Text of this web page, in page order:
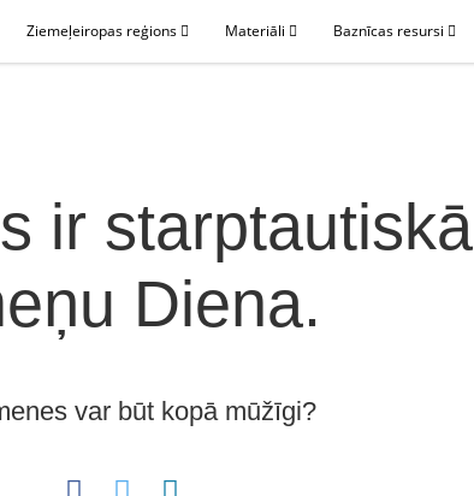
Ziemeļeiropas reģions Materiāli Baznīcas resursi
ir starptautiskā
Diena.
var būt kopā mūžīgi?